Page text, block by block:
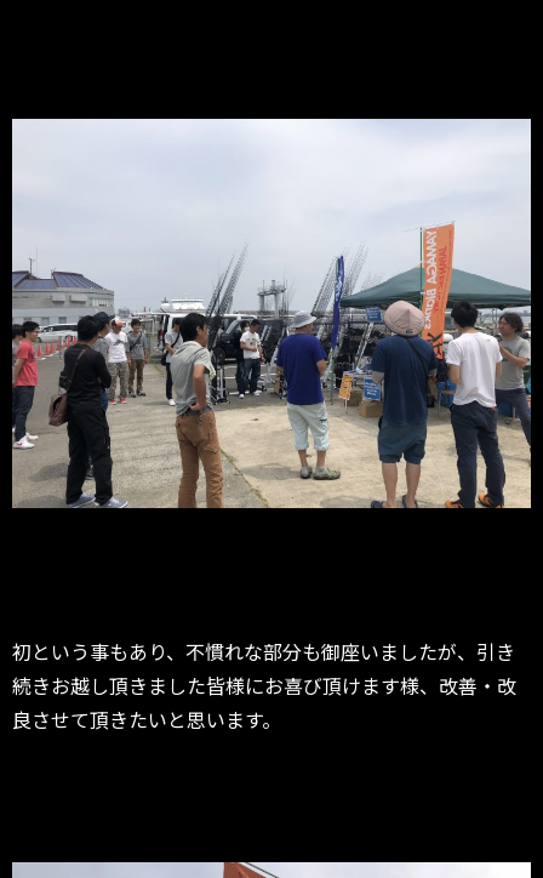
初という事もあり、不慣れな部分も御座いましたが、引き
続きお越し頂きました皆様にお喜び頂けます様、改善・改
良させて頂きたいと思います。